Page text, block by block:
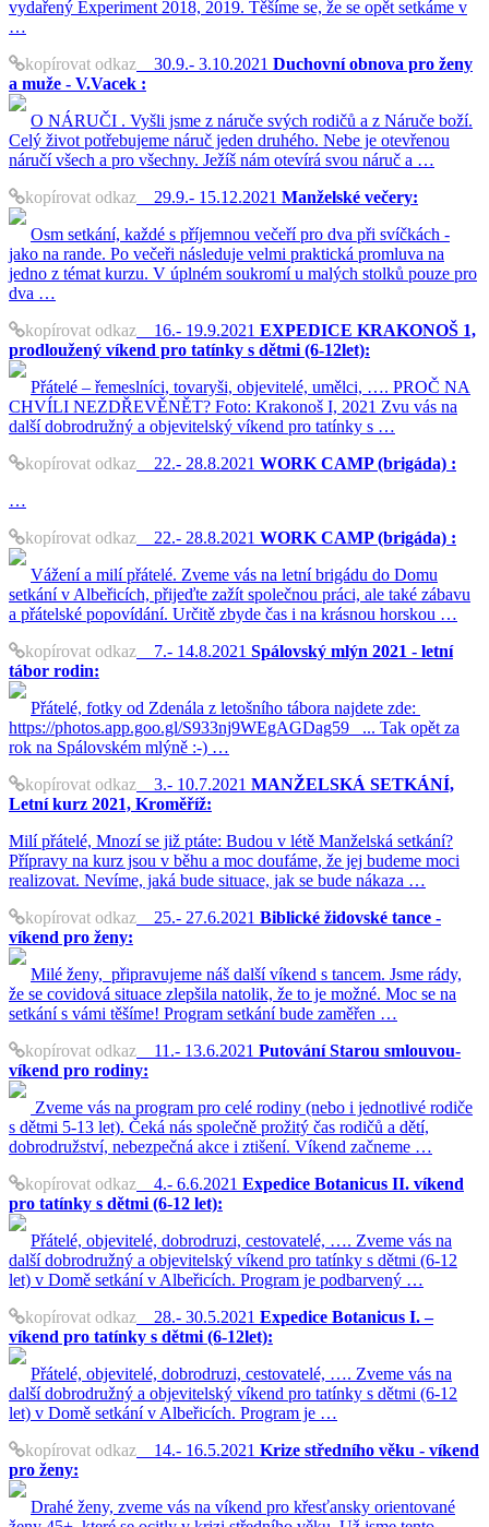
vydařený Experiment 2018, 2019. Těšíme se, že se opět setkáme v
…
kopírovat odkaz 30.9.- 3.10.2021 Duchovní obnova pro ženy
a muže - V.Vacek :
O NÁRUČI . Vyšli jsme z náruče svých rodičů a z Náruče boží.
Celý život potřebujeme náruč jeden druhého. Nebe je otevřenou
náručí všech a pro všechny. Ježíš nám otevírá svou náruč a …
kopírovat odkaz 29.9.- 15.12.2021 Manželské večery:
Osm setkání, každé s příjemnou večeří pro dva při svíčkách -
jako na rande. Po večeři následuje velmi praktická promluva na
jedno z témat kurzu. V úplném soukromí u malých stolků pouze pro
dva …
kopírovat odkaz 16.- 19.9.2021 EXPEDICE KRAKONOŠ 1,
prodloužený víkend pro tatínky s dětmi (6-12let):
Přátelé – řemeslníci, tovaryši, objevitelé, umělci, …. PROČ NA
CHVÍLI NEZDŘEVĚNĚT? Foto: Krakonoš I, 2021 Zvu vás na
další dobrodružný a objevitelský víkend pro tatínky s …
kopírovat odkaz 22.- 28.8.2021 WORK CAMP (brigáda) :
…
kopírovat odkaz 22.- 28.8.2021 WORK CAMP (brigáda) :
Vážení a milí přátelé. Zveme vás na letní brigádu do Domu
setkání v Albeřicích, přijeďte zažít společnou práci, ale také zábavu
a přátelské popovídání. Určitě zbyde čas i na krásnou horskou …
kopírovat odkaz 7.- 14.8.2021 Spálovský mlýn 2021 - letní
tábor rodin:
Přátelé, fotky od Zdenála z letošního tábora najdete zde:
https://photos.app.goo.gl/S933nj9WEgAGDag59 ... Tak opět za
rok na Spálovském mlýně :-) …
kopírovat odkaz 3.- 10.7.2021 MANŽELSKÁ SETKÁNÍ,
Letní kurz 2021, Kroměříž:
Milí přátelé, Mnozí se již ptáte: Budou v létě Manželská setkání?
Přípravy na kurz jsou v běhu a moc doufáme, že jej budeme moci
realizovat. Nevíme, jaká bude situace, jak se bude nákaza …
kopírovat odkaz 25.- 27.6.2021 Biblické židovské tance -
víkend pro ženy:
Milé ženy, připravujeme náš další víkend s tancem. Jsme rády,
že se covidová situace zlepšila natolik, že to je možné. Moc se na
setkání s vámi těšíme! Program setkání bude zaměřen …
kopírovat odkaz 11.- 13.6.2021 Putování Starou smlouvou-
víkend pro rodiny:
Zveme vás na program pro celé rodiny (nebo i jednotlivé rodiče
s dětmi 5-13 let). Čeká nás společně prožitý čas rodičů a dětí,
dobrodružství, nebezpečná akce i ztišení. Víkend začneme …
kopírovat odkaz 4.- 6.6.2021 Expedice Botanicus II. víkend
pro tatínky s dětmi (6-12 let):
Přátelé, objevitelé, dobrodruzi, cestovatelé, …. Zveme vás na
další dobrodružný a objevitelský víkend pro tatínky s dětmi (6-12
let) v Domě setkání v Albeřicích. Program je podbarvený …
kopírovat odkaz 28.- 30.5.2021 Expedice Botanicus I. –
víkend pro tatínky s dětmi (6-12let):
Přátelé, objevitelé, dobrodruzi, cestovatelé, …. Zveme vás na
další dobrodružný a objevitelský víkend pro tatínky s dětmi (6-12
let) v Domě setkání v Albeřicích. Program je …
kopírovat odkaz 14.- 16.5.2021 Krize středního věku - víkend
pro ženy:
Drahé ženy, zveme vás na víkend pro křesťansky orientované